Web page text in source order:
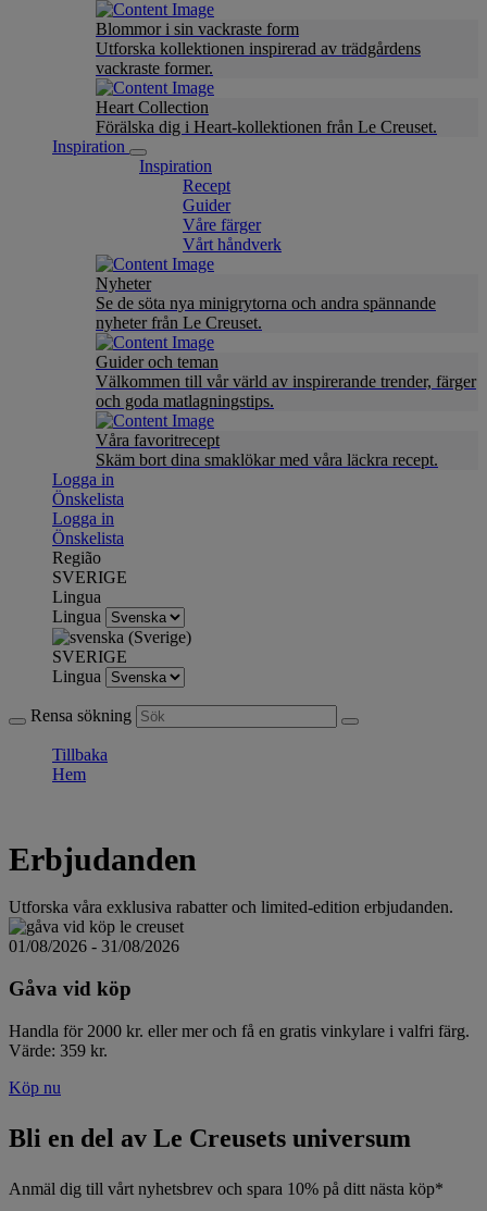
Blommor i sin vackraste form
Utforska kollektionen inspirerad av trädgårdens
vackraste former.
Heart Collection
Förälska dig i Heart-kollektionen från Le Creuset.
Inspiration
Inspiration
Recept
Guider
Våre färger
Vårt håndverk
Nyheter
Se de söta nya minigrytorna och andra spännande
nyheter från Le Creuset.
Guider och teman
Välkommen till vår värld av inspirerande trender, färger
och goda matlagningstips.
Våra favoritrecept
Skäm bort dina smaklökar med våra läckra recept.
Logga in
Önskelista
Logga in
Önskelista
Região
SVERIGE
Lingua
Lingua
SVERIGE
Lingua
Rensa sökning
Tillbaka
Hem
Erbjudanden
Utforska våra exklusiva rabatter och limited-edition erbjudanden.
01/08/2026 - 31/08/2026
Gåva vid köp
Handla för 2000 kr. eller mer och få en gratis vinkylare i valfri färg.
Värde: 359 kr.
Köp nu
Bli en del av Le Creusets universum
Anmäl dig till vårt nyhetsbrev och spara 10% på ditt nästa köp*